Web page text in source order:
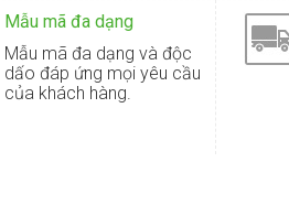
Mẫu mã đa dạng
Mẫu mã đa dạng và độc
dấo đáp ứng mọi yêu cầu
của khách hàng.